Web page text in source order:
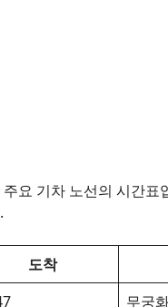
요 기차 노선의 시간
도착
무궁